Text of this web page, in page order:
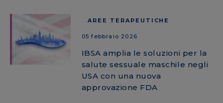
AREE TERAPEUTICHE
05 febbraio 2026
IBSA amplia le soluzioni per la
salute sessuale maschile negli
USA con una nuova
approvazione FDA